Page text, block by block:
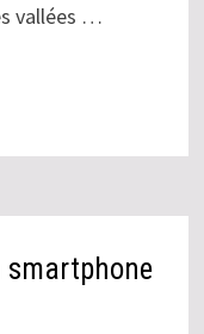
vallées …
smartphone